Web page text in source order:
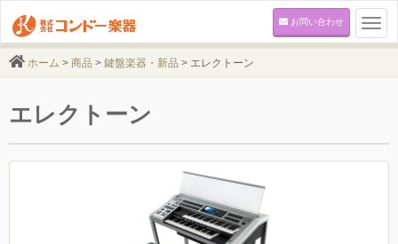
お問い合わせ
ホーム > 商品 > 鍵盤楽器・新品 > エレクトーン
エレクトーン